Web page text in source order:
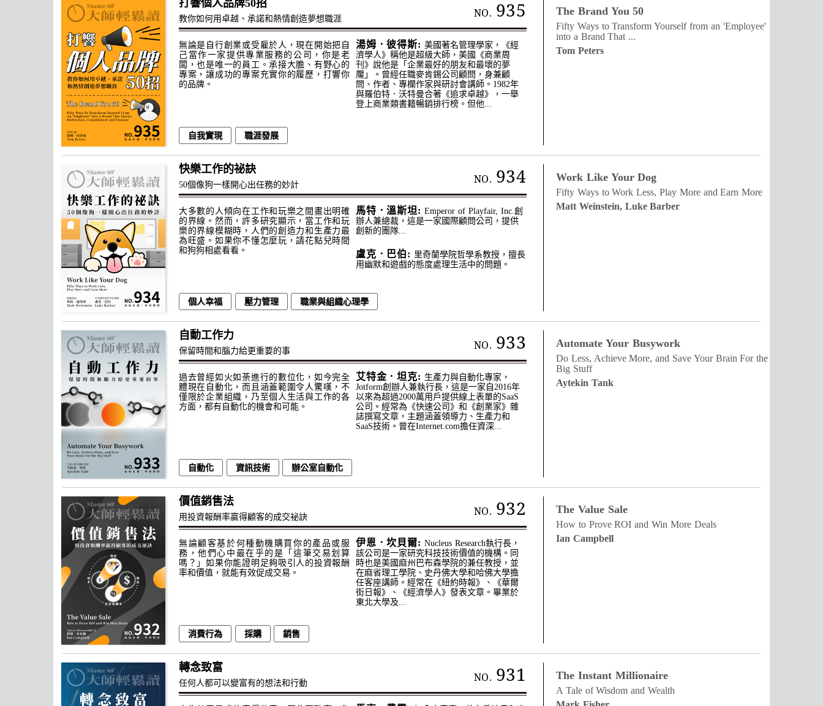
打響個人品牌50招
教你如何用卓越、承諾和熱情創造夢想職涯 NO. 935
無論是自行創業或受雇於人，現在開始把自
己當作一家提供專業服務的公司，你是老
闆，也是唯一的員工。承接大膽、有野心的
專案，讓成功的專案充實你的履歷，打響你
的品牌。
湯姆．彼得斯: 美國著名管理學家，《經
濟學人》稱他是超級大師，美國《商業周
刊》說他是「企業最好的朋友和最壞的夢
魘」。曾經任職麥肯錫公司顧問，身兼顧
問、作者、專欄作家與研討會講師。1982年
與羅伯特．沃特曼合著《追求卓越》，一舉
登上商業類書籍暢銷排行榜。但他...
自我實現 職涯發展
The Brand You 50
Fifty Ways to Transform Yourself from an 'Employee'
into a Brand That ...
Tom Peters
快樂工作的祕訣
50個像狗一樣開心出任務的妙計 NO. 934
大多數的人傾向在工作和玩樂之間畫出明確
的界線。然而，許多研究顯示，當工作和玩
樂的界線模糊時，人們的創造力和生產力最
為旺盛。如果你不懂怎麼玩，請花點兒時間
和狗狗相處看看。
馬特．溫斯坦: Emperor of Playfair, Inc.創
辦人兼總裁，這是一家國際顧問公司，提供
創新的團隊...
盧克．巴伯: 里奇蘭學院哲學系教授，擅長
用幽默和遊戲的態度處理生活中的問題。
個人幸福 壓力管理 職業與組織心理學
Work Like Your Dog
Fifty Ways to Work Less, Play More and Earn More
Matt Weinstein, Luke Barber
自動工作力
保留時間和腦力給更重要的事 NO. 933
過去曾經如火如荼進行的數位化，如今完全
體現在自動化，而且涵蓋範圍令人驚嘆，不
僅限於企業組織，乃至個人生活與工作的各
方面，都有自動化的機會和可能。
艾特金．坦克: 生產力與自動化專家，
Jotform創辦人兼執行長，這是一家自2016年
以來為超過2000萬用戶提供線上表單的SaaS
公司。經常為《快速公司》和《創業家》雜
誌撰寫文章，主題涵蓋領導力、生產力和
SaaS技術。曾在Internet.com擔任資深...
自動化 資訊技術 辦公室自動化
Automate Your Busywork
Do Less, Achieve More, and Save Your Brain For the
Big Stuff
Aytekin Tank
價值銷售法
用投資報酬率贏得顧客的成交祕訣 NO. 932
無論顧客基於何種動機購買你的產品或服
務，他們心中最在乎的是「這筆交易划算
嗎？」如果你能證明足夠吸引人的投資報酬
率和價值，就能有效促成交易。
伊恩．坎貝爾: Nucleus Research執行長，
該公司是一家研究科技技術價值的機構。同
時也是美國麻州巴布森學院的兼任教授，並
在麻省理工學院、史丹佛大學和哈佛大學擔
任客座講師。經常在《紐約時報》、《華爾
街日報》、《經濟學人》發表文章。畢業於
東北大學及...
消費行為 採購 銷售
The Value Sale
How to Prove ROI and Win More Deals
Ian Campbell
轉念致富
任何人都可以變富有的想法和行動 NO. 931 The Instant Millionaire
A Tale of Wisdom and Wealth